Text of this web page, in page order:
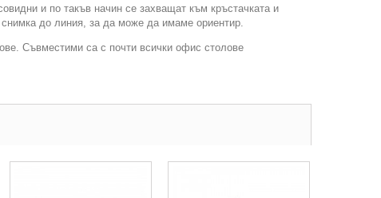
и по такъв начин се захващат към кръстачката и
до линия, за да може да имаме ориентир.
Съвместими са с почти всички офис столове